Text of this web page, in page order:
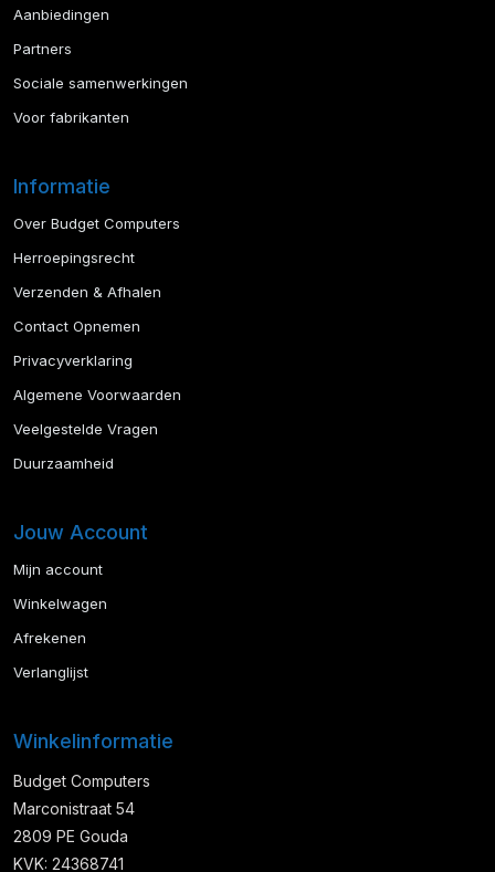
Aanbiedingen
Partners
Sociale samenwerkingen
Voor fabrikanten
Informatie
Over Budget Computers
Herroepingsrecht
Verzenden & Afhalen
Contact Opnemen
Privacyverklaring
Algemene Voorwaarden
Veelgestelde Vragen
Duurzaamheid
Jouw Account
Mijn account
Winkelwagen
Afrekenen
Verlanglijst
Winkelinformatie
Budget Computers
Marconistraat 54
2809 PE Gouda
KVK: 24368741